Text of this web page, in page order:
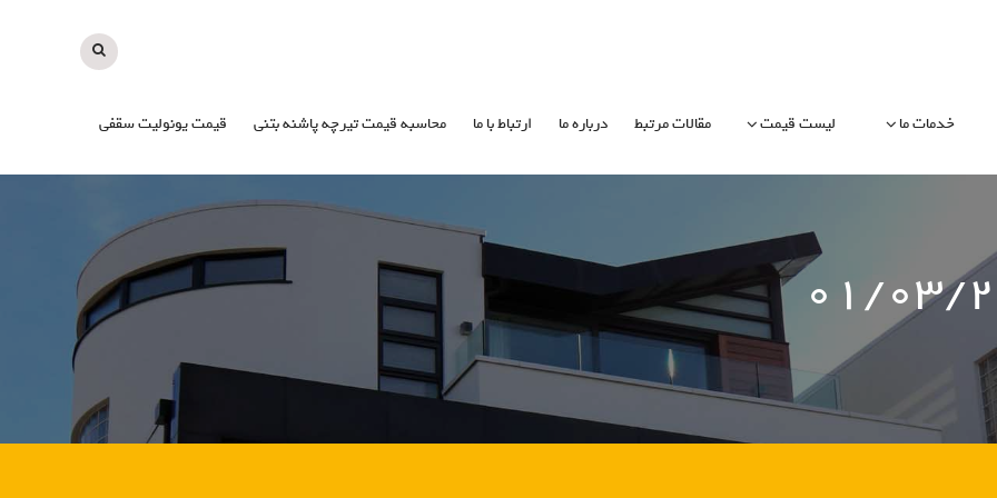
خدمات ما لیست قیمت مقالات مرتبط درباره ما ارتباط با ما محاسبه قیمت تیرچه پاشنه بتنی قیمت یونولیت سقفی